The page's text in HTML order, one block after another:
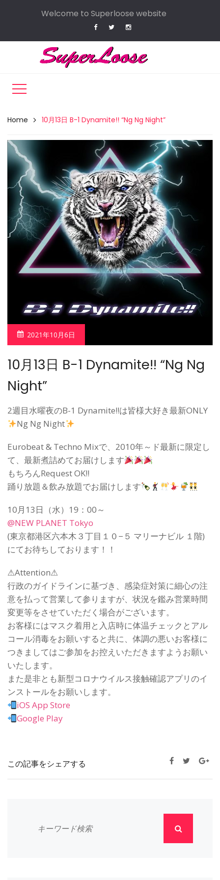
Welcome to Superloose website
Home 10月13日 B-1 Dynamite!! “Ng Ng Night”
2021年10月6日
10月13日 B-1 Dynamite!! “Ng Ng
Night”
2週目水曜夜のB-1 Dynamite!!は皆様大好き最新ONLY
Ng Ng Night
Eurobeat & Techno Mixで、2010年～ド最新に限定し
て、最新煮詰めてお届けします
もちろんRequest OK!!
踊り放題＆飲み放題でお届けします
10月13日（水）19：00～
@NEW PLANET Tokyo
(東京都港区六本木３丁目１０−５ マリーナビル １階)
にてお待ちしております！！
⚠Attention⚠
行政のガイドラインに基づき、感染症対策に細心の注
意を払って営業して参りますが、状況を鑑み営業時間
変更等をさせていただく場合がございます。
お客様にはマスク着用と入店時に体温チェックとアル
コール消毒をお願いすると共に、体調の悪いお客様に
つきましてはご参加をお控えいただきますようお願い
いたします。
また是非とも新型コロナウイルス接触確認アプリのイ
ンストールをお願いします。
iOS App Store
Google Play
この記事をシェアする